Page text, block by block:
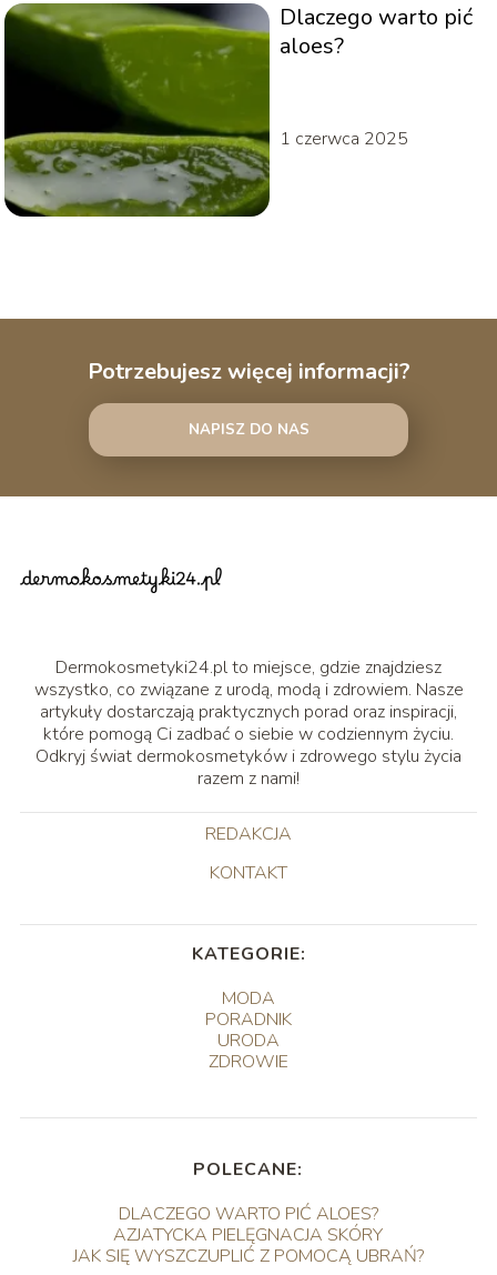
Dlaczego warto pić
aloes?
1 czerwca 2025
Potrzebujesz więcej informacji?
NAPISZ DO NAS
Dermokosmetyki24.pl to miejsce, gdzie znajdziesz
wszystko, co związane z urodą, modą i zdrowiem. Nasze
artykuły dostarczają praktycznych porad oraz inspiracji,
które pomogą Ci zadbać o siebie w codziennym życiu.
Odkryj świat dermokosmetyków i zdrowego stylu życia
razem z nami!
REDAKCJA
KONTAKT
KATEGORIE:
MODA
PORADNIK
URODA
ZDROWIE
POLECANE:
DLACZEGO WARTO PIĆ ALOES?
AZJATYCKA PIELĘGNACJA SKÓRY
JAK SIĘ WYSZCZUPLIĆ Z POMOCĄ UBRAŃ?